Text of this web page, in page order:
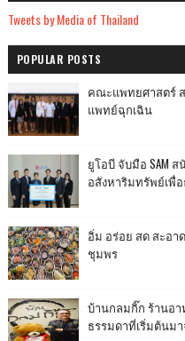
Tweets by Media of Thailand
POPULAR POSTS
คณะแพทยศาสตร์ ส
แพทย์ฉุกเฉิน
ยูโอบี จับมือ SAM
อสังหาริมทรัพย์เพื่
อิ่ม อร่อย สด สะอา
ชุมพร
บ้านกลมกิ๊ก ร้านอ
ธรรมดาที่เริ่มต้นม